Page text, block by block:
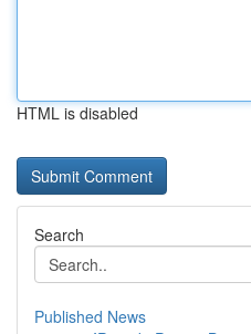
HTML is disabled
Search
Published News